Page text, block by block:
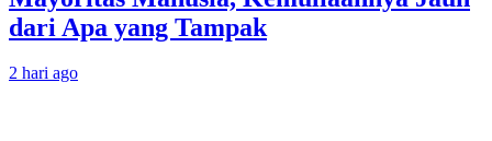
dari Apa yang Tampak
2 hari ago